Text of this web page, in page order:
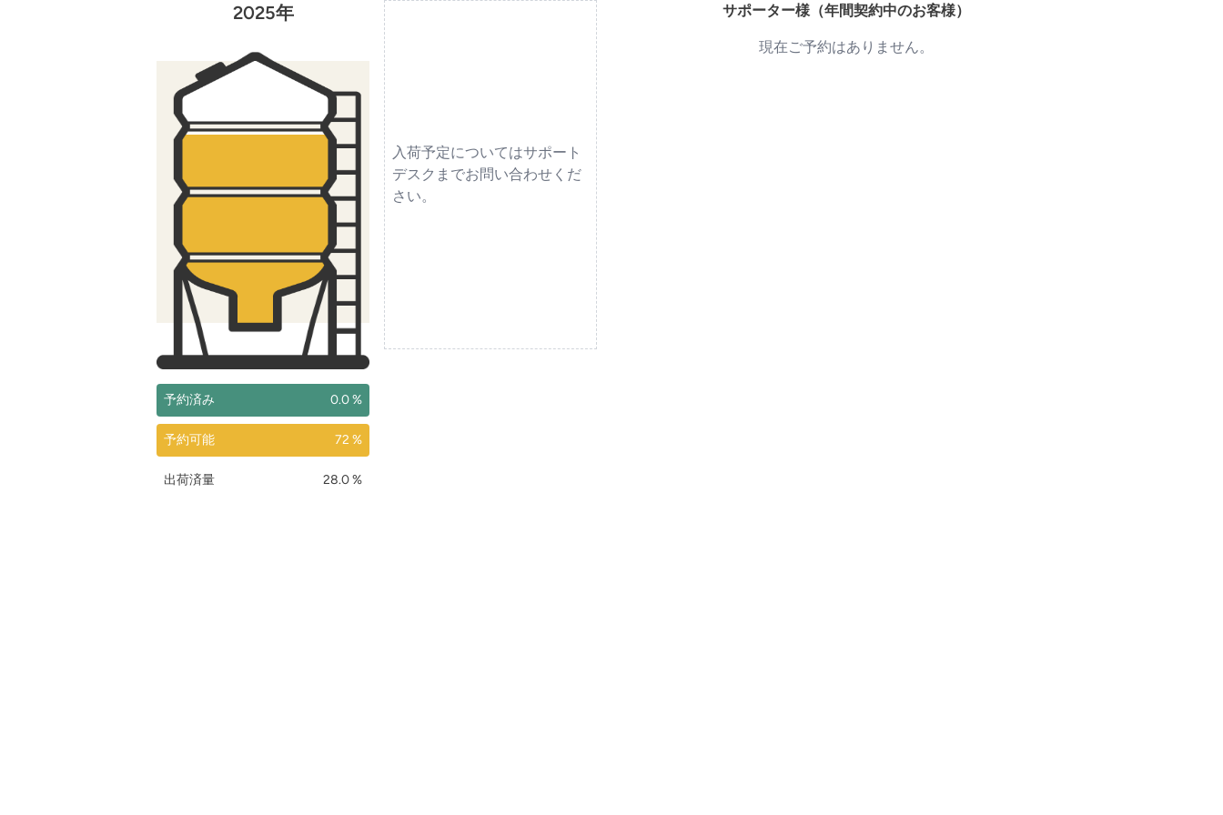
2025年
予約済み 0.0 %
予約可能 72 %
出荷済量 28.0 %
入荷予定についてはサポート
デスクまでお問い合わせくだ
さい。
サポーター様（年間契約中のお客様）
現在ご予約はありません。